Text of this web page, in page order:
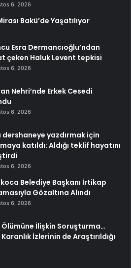
6, 2026
Bakü’de Yaşatılıyor
Esra Dermancıoğlu’ndan
çeken Haluk Levent tepkisi
6, 2026
Nehri’nde Erkek Cesedi
6, 2026
dershaneye yazdırmak için
katıldı: Aldığı teklif hayatını
6, 2026
Belediye Başkanı İrtikap
Gözaltına Alındı
6, 2026
Ölümüne İlişkin Soruşturma…
İzlerinin de Araştırıldığı